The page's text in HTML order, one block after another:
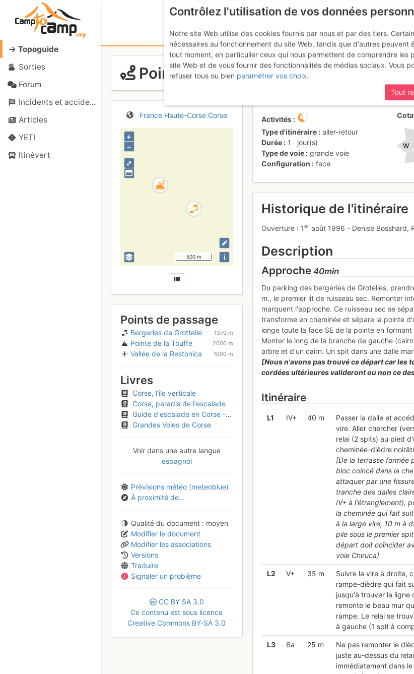
Topoguide
Sorties
Forum
Incidents et accidents
Articles
YETI
Itinévert
Pointe de la Touffe : Voie "Robenise"
France Haute-Corse Corse
⤢
+
–
500 m i
Points de passage
Bergeries de Grottelle 1370 m
Pointe de la Touffe 2000 m
Vallée de la Restonica 1000 m
Livres
Corse, l'île verticale
Corse, paradis de l'escalade
Guide d'escalade en Corse - Tome 2 : Corse du nord
Grandes Voies de Corse
Voir dans une autre langue
espagnol
Prévisions météo (meteoblue)
À proximité de...
Qualité du document
moyen
Modifier le document
Modifier les associations
Versions
Traduire
Signaler un problème
CC BY SA 3.0
Ce contenu est sous licence
Creative Commons BY-SA 3.0
Activités
Type d'itinéraire
aller-retour
Durée
1
jour(s)
Type de voie
grande voie
Configuration
face
W
Historique de l'itinéraire
Ouverture : 1er août 1996 - Denise Bosshard,
Description
Approche 40min
Du parking des bergeries de Grotelles,
m., le premier lit de ruisseau sec. Remonter
marquent l'approche. Ce ruisseau sec se
transforme en cheminée et sépare la pointe
longe toute la face SE de la pointe en
Monter le long de la branche de gauche
arbre et d'un cairn. Un spit dans une dalle
[Nous n'avons pas trouvé ce départ car les
cordées ultérieures valideront ou non ce
Itinéraire
L1 IV+ 40 m
Passer la dalle et
vire. Aller chercher
relai (2 spits) au pied
cheminée-dièdre
[De la terrasse formée
bloc coincé dans la
attaquer par une
tranche des dalles
IV+ à l'étranglement),
la cheminée qui fait
à la large vire, 10 m à
pile sous le premier
départ doit coïncider
voie Chiruca]
L2 V+ 35 m
Suivre la vire à droite,
rampe-dièdre qui fait
jusqu'à trouver la ligne
remonte le beau mur
rampe. Le relai se
à gauche (1 spit à
L3 6a 25 m
Ne pas remonter le
juste au-dessus du
immédiatement dans
Contrôlez l'utilisation de vos données
Notre site Web utilise des cookies fournis par nous et par des tiers.
nécessaires au fonctionnement du site Web, tandis que d'autres peuvent
tout moment, en particulier ceux qui nous permettent de comprendre les
site Web et de vous fournir des fonctionnalités de médias sociaux. Vous
refuser tous ou bien paramétrer vos choix.
Tout